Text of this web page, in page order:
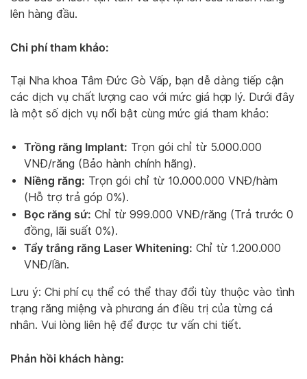
lên hàng đầu.
Chi phí tham khảo:
Tại Nha khoa Tâm Đức Gò Vấp, bạn dễ dàng tiếp cận
các dịch vụ chất lượng cao với mức giá hợp lý. Dưới đây
là một số dịch vụ nổi bật cùng mức giá tham khảo:
Trồng răng Implant: Trọn gói chỉ từ 5.000.000
VNĐ/răng (Bảo hành chính hãng).
Niềng răng: Trọn gói chỉ từ 10.000.000 VNĐ/hàm
(Hỗ trợ trả góp 0%).
Bọc răng sứ: Chỉ từ 999.000 VNĐ/răng (Trả trước 0
đồng, lãi suất 0%).
Tẩy trắng răng Laser Whitening: Chỉ từ 1.200.000
VNĐ/lần.
Lưu ý: Chi phí cụ thể có thể thay đổi tùy thuộc vào tình
trạng răng miệng và phương án điều trị của từng cá
nhân. Vui lòng liên hệ để được tư vấn chi tiết.
Phản hồi khách hàng: